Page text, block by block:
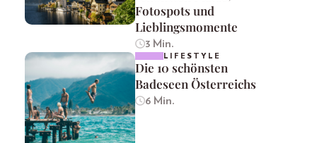
Fotospots und
Lieblingsmomente
3 Min.
LIFESTYLE
Die 10 schönsten
Badeseen Österreichs
6 Min.